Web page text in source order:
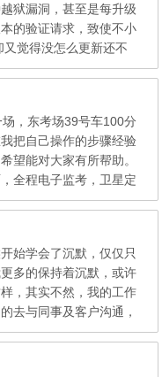
查代码，实属有些累，
狱漏洞，甚至是每升级
的验证请求，致使不小
觉得没怎么更新还不
法将系统降级，除此之
心里还想着了这烂苹果
了不能越狱以后就不能
越狱的系统还是有很多
安装不说，很多功能也
，东考场39号车100分
把自己操作的步骤经验
望能对大家有所帮助。
全程电子监考，卫星定
控，稍有不慎就会扣分
安全带 3.开启大灯检查
身右边后视镜稍微偏下
始学会了沉默，仅仅只
多的保持着沉默，或许
，其实不然，我的工作
去与同事及客户沟通，
想象客户描述的，尽我